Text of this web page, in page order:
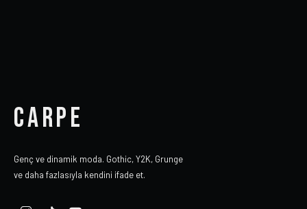
CARPE
Genç ve dinamik moda. Gothic, Y2K, Grunge
ve daha fazlasıyla kendini ifade et.